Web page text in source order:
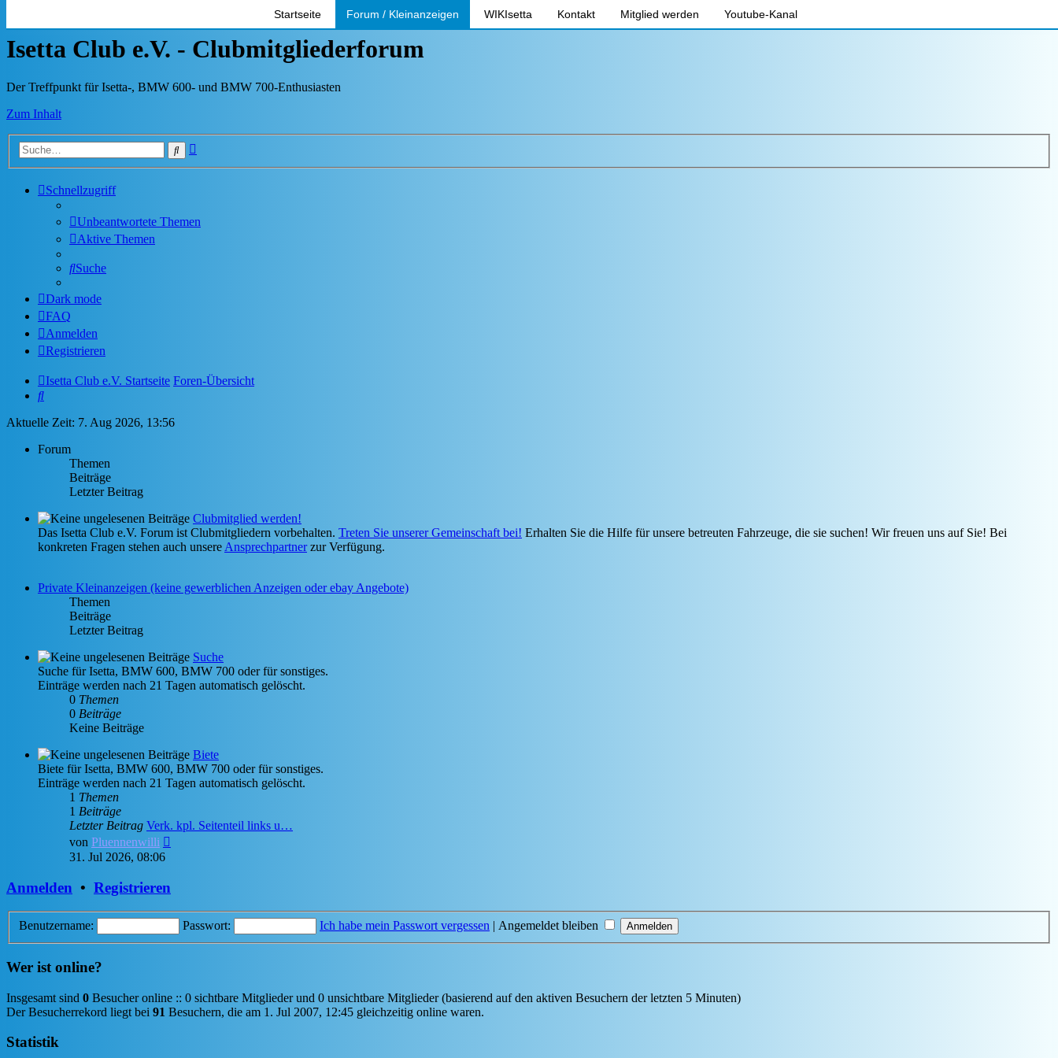
Startseite Forum / Kleinanzeigen WIKIsetta Kontakt Mitglied werden Youtube-Kanal
Isetta Club e.V. - Clubmitgliederforum
Der Treffpunkt für Isetta-, BMW 600- und BMW 700-Enthusiasten
Zum Inhalt
Suche
Schnellzugriff
Unbeantwortete Themen
Aktive Themen
Suche
Dark mode
FAQ
Anmelden
Registrieren
Isetta Club e.V. Startseite Foren-Übersicht
Suche
Aktuelle Zeit: 7. Aug 2026, 13:56
Forum
Themen
Beiträge
Letzter Beitrag
Clubmitglied werden!
Das Isetta Club e.V. Forum ist Clubmitgliedern vorbehalten. Treten Sie unserer Gemeinschaft bei! Erhalten Sie die Hilfe für unsere betreuten Fahrzeuge, die sie suchen! Wir freuen uns auf Sie! Bei
konkreten Fragen stehen auch unsere Ansprechpartnerzur Verfügung.
Private Kleinanzeigen (keine gewerblichen Anzeigen oder ebay Angebote)
Themen
Beiträge
Letzter Beitrag
Suche
Suche für Isetta, BMW 600, BMW 700 oder für sonstiges.
Einträge werden nach 21 Tagen automatisch gelöscht.
0 Themen
0 Beiträge
Keine Beiträge
Biete
Biete für Isetta, BMW 600, BMW 700 oder für sonstiges.
Einträge werden nach 21 Tagen automatisch gelöscht.
1 Themen
1 Beiträge
Letzter Beitrag Verk. kpl. Seitenteil links u…
von Pluennenwilli
31. Jul 2026, 08:06
Anmelden • Registrieren
Benutzername: Passwort: Ich habe mein Passwort vergessen | Angemeldet bleiben
Wer ist online?
Insgesamt sind 0 Besucher online :: 0 sichtbare Mitglieder und 0 unsichtbare Mitglieder (basierend auf den aktiven Besuchern der letzten 5 Minuten)
Der Besucherrekord liegt bei 91 Besuchern, die am 1. Jul 2007, 12:45 gleichzeitig online waren.
Statistik